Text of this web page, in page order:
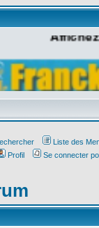
Liste des
Profil
Se connecter